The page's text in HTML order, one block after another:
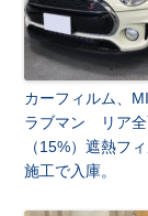
カーフィルム、
ラブマン リア
（15%）遮熱フ
施工で入庫。